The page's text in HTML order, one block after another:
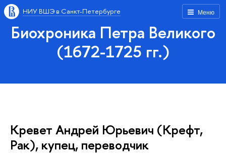
Меню
НИУ ВШЭ в Санкт-Петербурге
Биохроника Петра Великого
(1672-1725 гг.)
Кревет Андрей Юрьевич (Крефт,
Рак), купец, переводчик